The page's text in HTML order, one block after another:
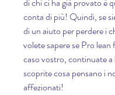
di chi ci ha già provato è
conta di più! Quindi, se
di un aiuto per perdere i
volete sapere se Pro lean
caso vostro, continuate a
scoprite cosa pensano i
affezionati!